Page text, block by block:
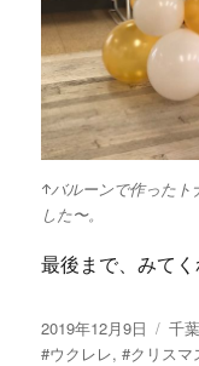
↑バルーンで作ったト
した〜。
最後まで、みて
投
稿
2019年12月9日
カ
テ
千
#ウクレレ,#クリスマ